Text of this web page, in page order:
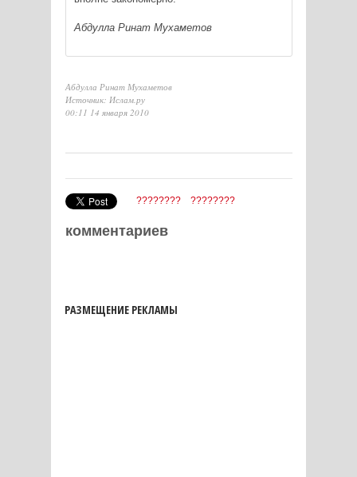
Абдулла Ринат Мухаметов
Абдулла Ринат Мухаметов
Источник: Ислам.ру
00:11 14 января 2010
???????? ????????
комментариев
РАЗМЕЩЕНИЕ РЕКЛАМЫ